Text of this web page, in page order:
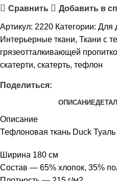
Сравнить Добавить в
Артикул: 2220 Категории: Для
Интерьерные ткани, Ткани с
грязеотталкивающей
скатерти, скатерть, тефлон
Поделиться:
ОПИСАНИЕ
Описание
Тефлоновая ткань Duck
Ширина 180 см
Состав — 65% хлопок, 35%